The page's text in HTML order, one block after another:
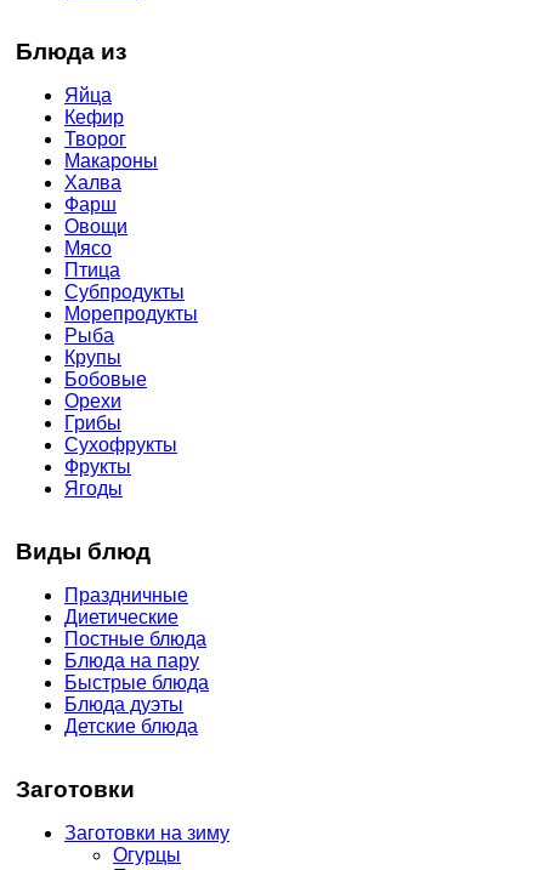
Блюда из
Яйца
Кефир
Творог
Макароны
Халва
Фарш
Овощи
Мясо
Птица
Субпродукты
Морепродукты
Рыба
Крупы
Бобовые
Орехи
Грибы
Сухофрукты
Фрукты
Ягоды
Виды блюд
Праздничные
Диетические
Постные блюда
Блюда на пару
Быстрые блюда
Блюда дуэты
Детские блюда
Заготовки
Заготовки на зиму
Огурцы